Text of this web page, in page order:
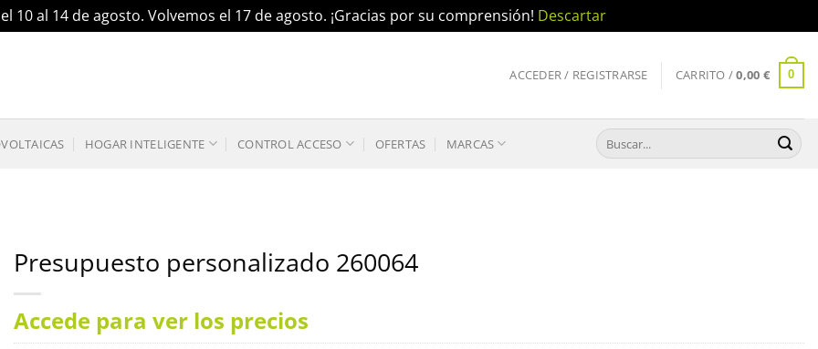
10 al 14 de agosto. Volvemos el 17 de agosto. ¡Gracias por su comprensión! Descartar
ACCEDER / REGISTRARSE CARRITO /0,00 € 0
HOGAR INTELIGENTE CONTROL ACCESO OFERTAS MARCAS
Buscar
por:
Presupuesto personalizado 260064
Accede para ver los precios